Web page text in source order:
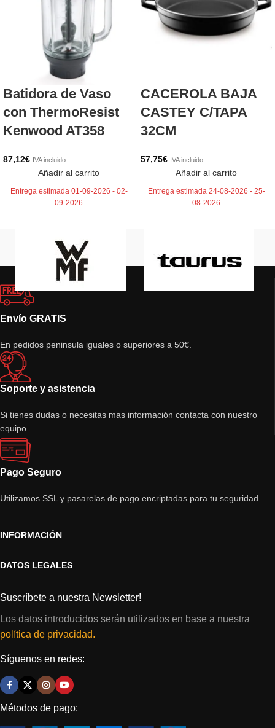
Batidora de Vaso
con ThermoResist
Kenwood AT358
87,12€ IVA incluido
Añadir al carrito
Entrega estimada 01-09-2026 - 02-
09-2026
CACEROLA BAJA
CASTEY C/TAPA
32CM
57,75€ IVA incluido
Añadir al carrito
Entrega estimada 24-08-2026 - 25-
08-2026
Envío GRATIS
En pedidos peninsula iguales o superiores a 50€.
Soporte y asistencia
Si tienes dudas o necesitas mas información contacta con nuestro
equipo.
Pago Seguro
Utilizamos SSL y pasarelas de pago encriptadas para tu seguridad.
INFORMACIÓN
DATOS LEGALES
Suscríbete a nuestra Newsletter!
Los datos introducidos serán utilizados en base a nuestra
política de privacidad.
Síguenos en redes:
Métodos de pago: